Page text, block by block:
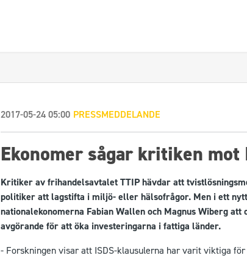
2017-05-24 05:00 PRESSMEDDELANDE
Ekonomer sågar kritiken
Kritiker av frihandelsavtalet TTIP hävdar att
politiker att lagstifta i miljö- eller hälsofrågor. Men i ett
nationalekonomerna Fabian Wallen och Magnus Wiberg
avgörande för att öka investeringarna i fattiga länder.
- Forskningen visar att ISDS-klausulerna har varit viktiga